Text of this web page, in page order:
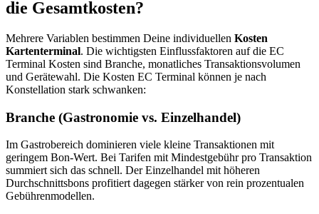
die Gesamtkosten?
Mehrere Variablen bestimmen Deine individuellen Kosten
Kartenterminal. Die wichtigsten Einflussfaktoren auf die EC
Terminal Kosten sind Branche, monatliches Transaktionsvolumen
und Gerätewahl. Die Kosten EC Terminal können je nach
Konstellation stark schwanken:
Branche (Gastronomie vs. Einzelhandel)
Im Gastrobereich dominieren viele kleine Transaktionen mit
geringem Bon-Wert. Bei Tarifen mit Mindestgebühr pro Transaktion
summiert sich das schnell. Der Einzelhandel mit höheren
Durchschnittsbons profitiert dagegen stärker von rein prozentualen
Gebührenmodellen.